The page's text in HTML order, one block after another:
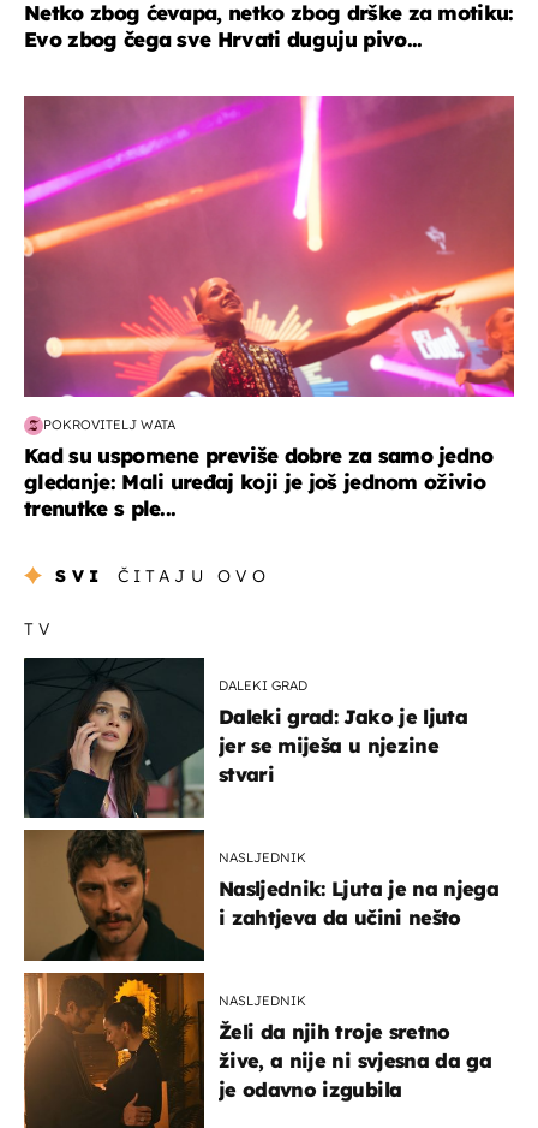
Netko zbog ćevapa, netko zbog drške za motiku:
Evo zbog čega sve Hrvati duguju pivo...
POKROVITELJ WATA
Kad su uspomene previše dobre za samo jedno
gledanje: Mali uređaj koji je još jednom oživio
trenutke s ple...
SVI ČITAJU OVO
TV
DALEKI GRAD
Daleki grad: Jako je ljuta
jer se miješa u njezine
stvari
NASLJEDNIK
Nasljednik: Ljuta je na njega
i zahtjeva da učini nešto
NASLJEDNIK
Želi da njih troje sretno
žive, a nije ni svjesna da ga
je odavno izgubila